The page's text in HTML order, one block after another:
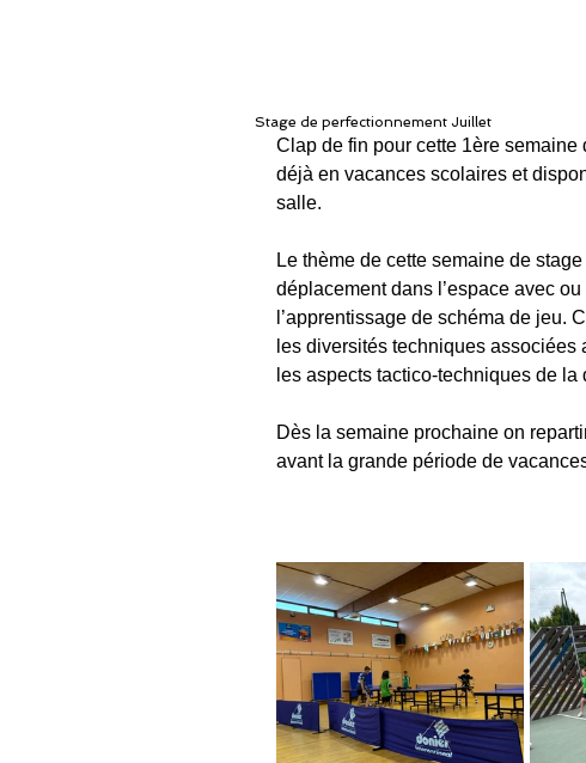
Stage de perfectionnement Juillet
Clap de fin pour cette 1ère
déjà en vacances scolaires et
salle.
Le thème de cette semaine de
déplacement dans l’espace avec
l’apprentissage de schéma de jeu.
les diversités techniques associées
les aspects tactico-techniques de
Dès la semaine prochaine on
avant la grande période de